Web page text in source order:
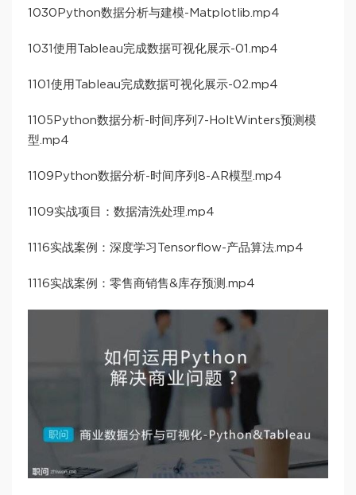
1030Python数据分析与建模-Matplotlib.mp4
1031使用Tableau完成数据可视化展示-01.mp4
1101使用Tableau完成数据可视化展示-02.mp4
1105Python数据分析-时间序列7-HoltWinters预测模
型.mp4
1109Python数据分析-时间序列8-AR模型.mp4
1109实战项目：数据清洗处理.mp4
1116实战案例：深度学习Tensorflow-产品算法.mp4
1116实战案例：零售商销售&库存预测.mp4